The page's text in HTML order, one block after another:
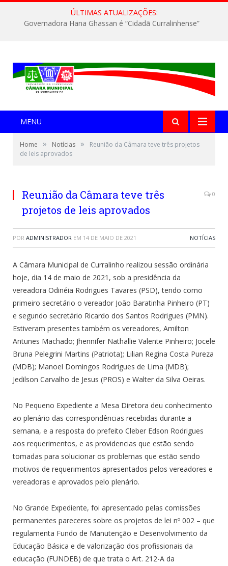
ÚLTIMAS ATUALIZAÇÕES:
Governadora Hana Ghassan é “Cidadã Curralinhense”
MENU
Home » Notícias »
Reunião da Câmara teve três projetos
de leis aprovados
Reunião da Câmara teve três
projetos de leis aprovados
0
POR ADMINISTRADOR EM 14 DE MAIO DE 2021 NOTÍCIAS
A Câmara Municipal de Curralinho realizou sessão ordinária
hoje, dia 14 de maio de 2021, sob a presidência da
vereadora Odinéia Rodrigues Tavares (PSD), tendo como
primeiro secretário o vereador João Baratinha Pinheiro (PT)
e segundo secretário Ricardo dos Santos Rodrigues (PMN).
Estiveram presentes também os vereadores, Amilton
Antunes Machado; Jhennifer Nathallie Valente Pinheiro; Jocele
Bruna Pelegrini Martins (Patriota); Lilian Regina Costa Pureza
(MDB); Manoel Domingos Rodrigues de Lima (MDB);
Jedilson Carvalho de Jesus (PROS) e Walter da Silva Oeiras.
No Pequeno Expediente a Mesa Diretora deu conhecimento
ao plenário das correspondências recebidas durante a
semana, e a resposta do prefeito Cleber Edson Rodrigues
aos requerimentos, e as providencias que estão sendo
tomadas para solucionar os problemas que estão sendo
motivos de requerimentos apresentados pelos vereadores e
vereadoras e aprovados pelo plenário.
No Grande Expediente, foi apresentado pelas comissões
permanentes pareceres sobre os projetos de lei nº 002 – que
regulamenta Fundo de Manutenção e Desenvolvimento da
Educação Básica e de valorização dos profissionais da
educação (FUNDEB) de que trata o Art. 212-A da